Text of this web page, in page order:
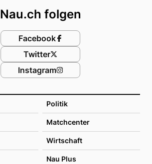
Politik
Matchcenter
Wirtschaft
Nau Plus
Nau.ch folgen
Facebook
Twitter
Instagram